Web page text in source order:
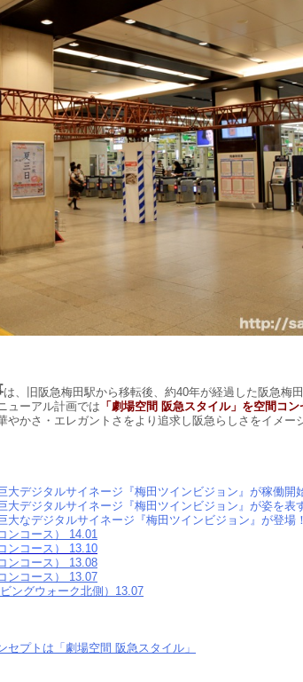
は、旧阪急梅田駅から移転後、約40年が経過した阪急梅
ューアル計画では 「劇場空間 阪急スタイル」を空間コン
やかさ・エレガントさをより追求し阪急らしさをイメー
大デジタルサイネージ『梅田ツインビジョン』が稼働開
大デジタルサイネージ『梅田ツインビジョン』が姿を表
大なデジタルサイネージ『梅田ツインビジョン』が登場！
ンコース） 14.01
ンコース） 13.10
ンコース） 13.08
ンコース） 13.07
ングウォーク北側）13.07
プトは「劇場空間 阪急スタイル」